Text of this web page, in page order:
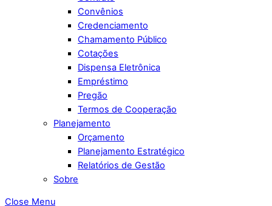
Convênios
Credenciamento
Chamamento Público
Cotações
Dispensa Eletrônica
Empréstimo
Pregão
Termos de Cooperação
Planejamento
Orçamento
Planejamento Estratégico
Relatórios de Gestão
Sobre
Close Menu